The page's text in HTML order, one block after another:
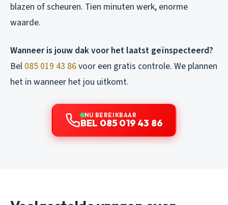
blazen of scheuren. Tien minuten werk, enorme
waarde.
Wanneer is jouw dak voor het laatst geïnspecteerd?
Bel 085 019 43 86voor een gratis controle. We plannen
het in wanneer het jou uitkomt.
NU BEREIKBAAR
BEL 085 019 43 86